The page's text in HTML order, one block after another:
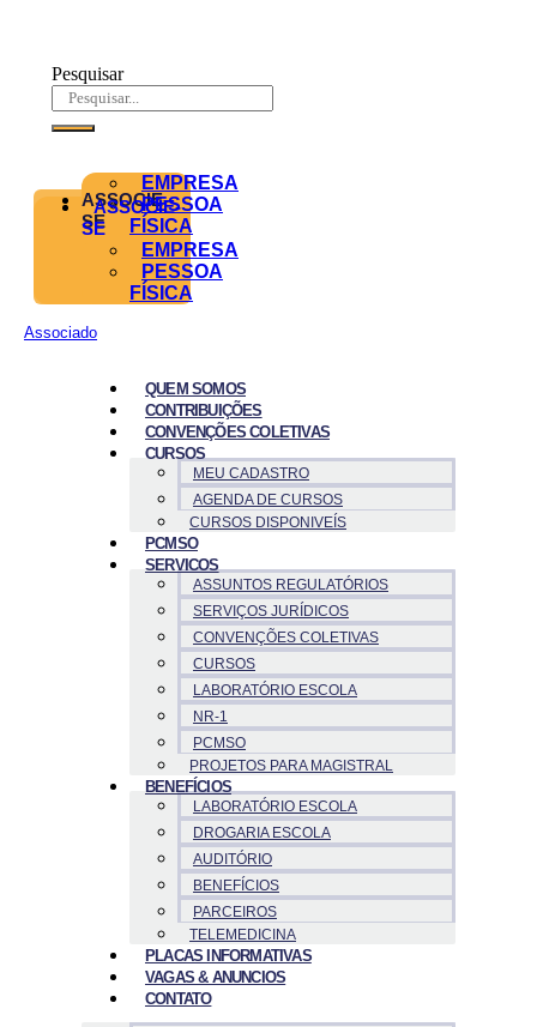
Pesquisar
ASSOCIE-
SE
EMPRESA
PESSOA
FÍSICA
ASSOCIE-
SE
EMPRESA
PESSOA
FÍSICA
Associado
QUEM SOMOS
CONTRIBUIÇÕES
CONVENÇÕES COLETIVAS
CURSOS
MEU CADASTRO
AGENDA DE CURSOS
CURSOS DISPONIVEÍS
PCMSO
SERVICOS
ASSUNTOS REGULATÓRIOS
SERVIÇOS JURÍDICOS
CONVENÇÕES COLETIVAS
CURSOS
LABORATÓRIO ESCOLA
NR-1
PCMSO
PROJETOS PARA MAGISTRAL
BENEFÍCIOS
LABORATÓRIO ESCOLA
DROGARIA ESCOLA
AUDITÓRIO
BENEFÍCIOS
PARCEIROS
TELEMEDICINA
PLACAS INFORMATIVAS
VAGAS & ANUNCIOS
CONTATO